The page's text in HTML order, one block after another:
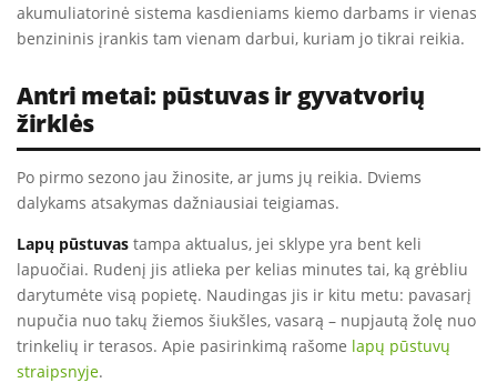
akumuliatorinė sistema kasdieniams kiemo darbams ir vienas
benzininis įrankis tam vienam darbui, kuriam jo tikrai reikia.
Antri metai: pūstuvas ir gyvatvorių
žirklės
Po pirmo sezono jau žinosite, ar jums jų reikia. Dviems
dalykams atsakymas dažniausiai teigiamas.
Lapų pūstuvas tampa aktualus, jei sklype yra bent keli
lapuočiai. Rudenį jis atlieka per kelias minutes tai, ką grėbliu
darytumėte visą popietę. Naudingas jis ir kitu metu: pavasarį
nupučia nuo takų žiemos šiukšles, vasarą – nupjautą žolę nuo
trinkelių ir terasos. Apie pasirinkimą rašome lapų pūstuvų
straipsnyje.